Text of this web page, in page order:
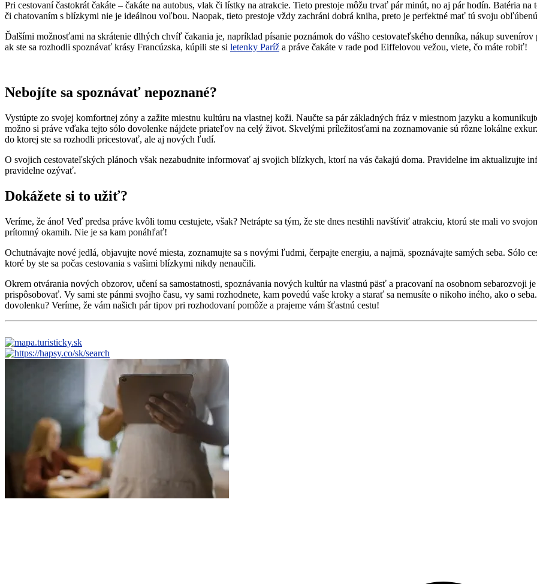
Pri cestovaní častokrát čakáte – čakáte na autobus, vlak či lístky na atrakcie. Tieto prestoje môžu trvať pár minút, no aj pár hodín. Batéria
či chatovaním s blízkymi nie je ideálnou voľbou. Naopak, tieto prestoje vždy zachráni dobrá kniha, preto je perfektné mať tú svoju
Ďalšími možnosťami na skrátenie dlhých chvíľ čakania je, napríklad písanie poznámok do vášho cestovateľského denníka, nákup
ak ste sa rozhodli spoznávať krásy Francúzska, kúpili ste si letenky Paríž a práve čakáte v rade pod Eiffelovou vežou, viete, čo máte robiť!
Nebojíte sa spoznávať nepoznané?
Vystúpte zo svojej komfortnej zóny a zažite miestnu kultúru na vlastnej koži. Naučte sa pár základných fráz v miestnom jazyku a
možno si práve vďaka tejto sólo dovolenke nájdete priateľov na celý život. Skvelými príležitosťami na zoznamovanie sú rôzne lokálne
do ktorej ste sa rozhodli pricestovať, ale aj nových ľudí.
O svojich cestovateľských plánoch však nezabudnite informovať aj svojich blízkych, ktorí na vás čakajú doma. Pravidelne im aktualizujte
pravidelne ozývať.
Dokážete si to užiť?
Veríme, že áno! Veď predsa práve kvôli tomu cestujete, však? Netrápte sa tým, že ste dnes nestihli navštíviť atrakciu, ktorú ste mali vo
prítomný okamih. Nie je sa kam ponáhľať!
Ochutnávajte nové jedlá, objavujte nové miesta, zoznamujte sa s novými ľudmi, čerpajte energiu, a najmä, spoznávajte samých seba. Sólo
ktoré by ste sa počas cestovania s vašimi blízkymi nikdy nenaučili.
Okrem otvárania nových obzorov, učení sa samostatnosti, spoznávania nových kultúr na vlastnú päsť a pracovaní na osobnom sebarozvoji
prispôsobovať. Vy sami ste pánmi svojho času, vy sami rozhodnete, kam povedú vaše kroky a starať sa nemusíte o nikoho iného, ako o
dovolenku? Veríme, že vám našich pár tipov pri rozhodovaní pomôže a prajeme vám šťastnú cestu!